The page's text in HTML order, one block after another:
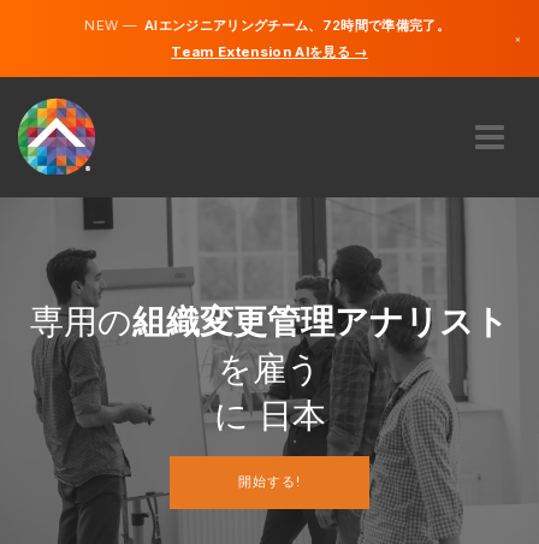
NEW —AIエンジニアリングチーム、72時間で準備完了。
Team Extension AIを見る →
×
どのように機能するのですか？
キャリア
雇う
日本
開始する
専用の組織変更管理アナリスト
を雇う
に 日本
開始する!